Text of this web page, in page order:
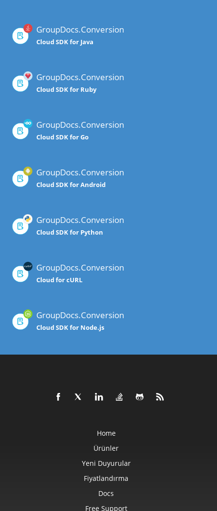
GroupDocs.Conversion
Cloud SDK for Java
GroupDocs.Conversion
Cloud SDK for Ruby
GroupDocs.Conversion
Cloud SDK for Go
GroupDocs.Conversion
Cloud SDK for Android
GroupDocs.Conversion
Cloud SDK for Python
GroupDocs.Conversion
Cloud for cURL
GroupDocs.Conversion
Cloud SDK for Node.js
Home
Ürünler
Yeni Duyurular
Fiyatlandırma
Docs
Free Support